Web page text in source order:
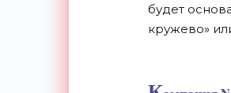
будет
кружево»